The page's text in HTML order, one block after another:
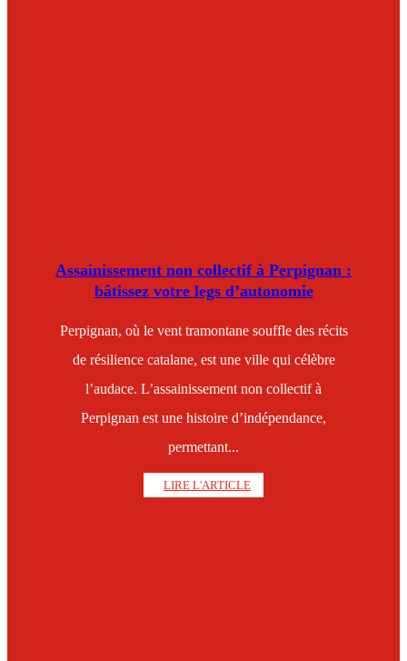
Assainissement non collectif à Perpignan :
bâtissez votre legs d’autonomie
Perpignan, où le vent tramontane souffle des récits
de résilience catalane, est une ville qui célèbre
l’audace. L’assainissement non collectif à
Perpignan est une histoire d’indépendance,
permettant...
LIRE L'ARTICLE